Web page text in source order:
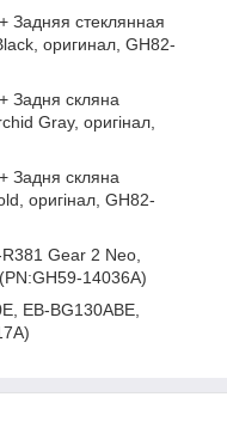
Задняя стеклянная
оригинал, GH82-
Задня скляна
Gray, оригінал,
Задня скляна
оригінал, GH82-
Gear 2 Neo,
14036A)
EB-BG130ABE,